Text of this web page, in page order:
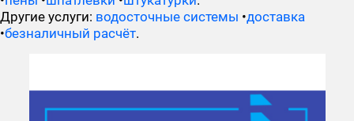
Другие услуги: водосточные системы •доставка
•безналичный расчёт.